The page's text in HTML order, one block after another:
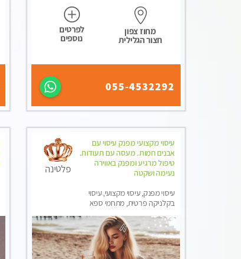
מחוז צפון
חצור הגלילית
לפרטים
נוספים
055-4532292
עיסוי מקצועי מפנק עיסוי עם
אבנים חמות. מעסה עם תעודות.
טיפול מרגיע ומפנק באווירה
נעימה ושקטה
עיסוי מפנק, עיסוי מקצועי, עיסוי
בקלניקה פרטית, מתחמי ספא
פלטינה